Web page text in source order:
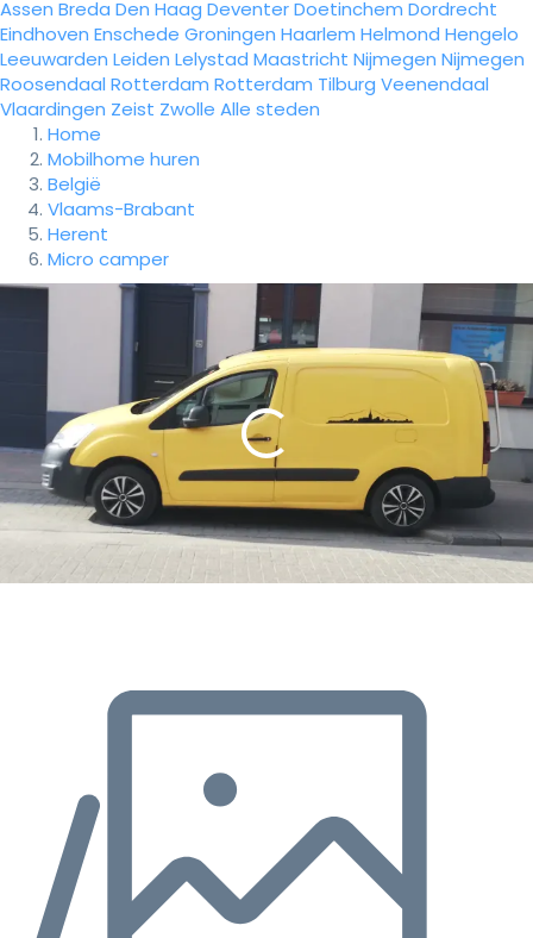
Assen Breda Den Haag DeventerDoetinchem Dordrecht
Eindhoven Enschede Groningen Haarlem Helmond Hengelo
Leeuwarden Leiden Lelystad Maastricht Nijmegen Nijmegen
Roosendaal Rotterdam Rotterdam Tilburg Veenendaal
Vlaardingen Zeist Zwolle Alle steden
Home
Mobilhome huren
België
Vlaams-Brabant
Herent
Micro camper